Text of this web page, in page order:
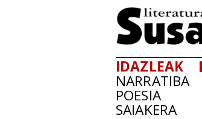
IDAZLEAK
NARRATIBA
POESIA
SAIAKERA